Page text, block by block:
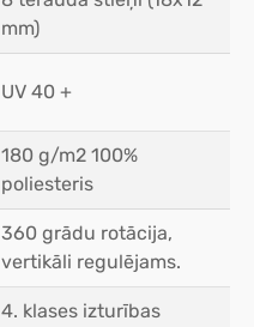
mm)
UV 40 +
180 g/m2 100%
poliesteris
360 grādu rotācija,
vertikāli regulējams.
4. klases izturības